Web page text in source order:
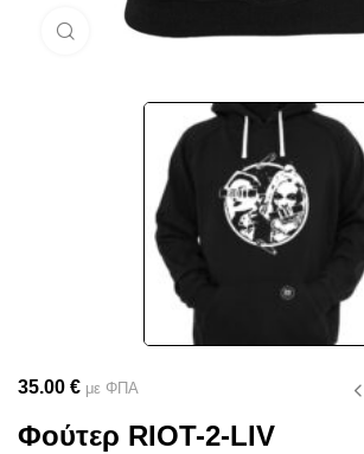
Μεγέθυνση
35.00 € με ΦΠΑ
Φούτερ RIOT-2-LIV